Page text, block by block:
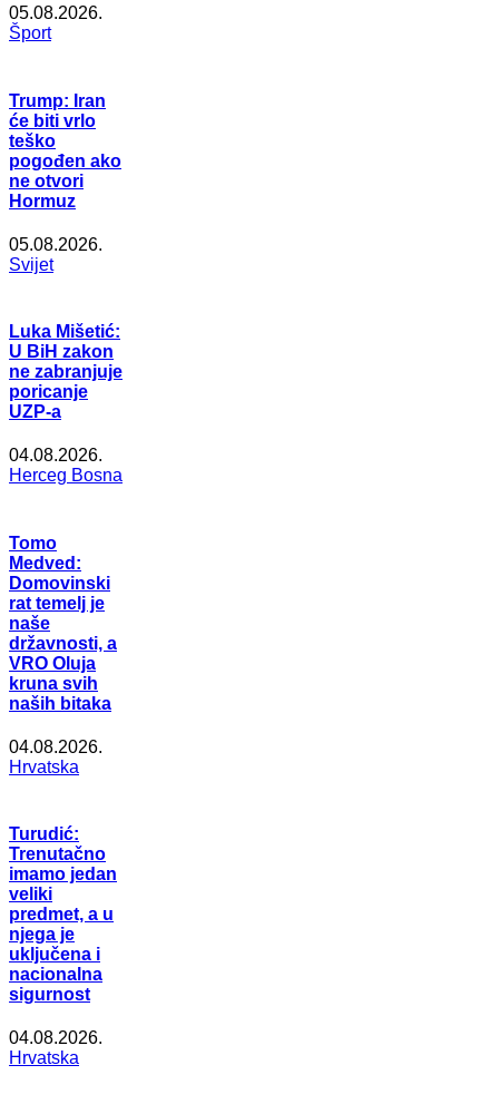
05.08.2026.
Šport
Trump: Iran
će biti vrlo
teško
pogođen ako
ne otvori
Hormuz
05.08.2026.
Svijet
Luka Mišetić:
U BiH zakon
ne zabranjuje
poricanje
UZP-a
04.08.2026.
Herceg Bosna
Tomo
Medved:
Domovinski
rat temelj je
naše
državnosti, a
VRO Oluja
kruna svih
naših bitaka
04.08.2026.
Hrvatska
Turudić:
Trenutačno
imamo jedan
veliki
predmet, a u
njega je
uključena i
nacionalna
sigurnost
04.08.2026.
Hrvatska